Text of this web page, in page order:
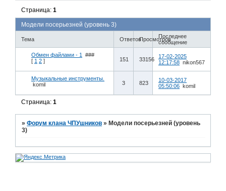
Модели посерьезней (уровень 3)
Страница:1
Тема ОтветовПросмотровПоследнее
сообщение
Обмен файлами - 1
###
[ 1 2 ] 151 33156
17-02-2025
12:17:58 nikon567
Музыкальные инструменты.
komil
3 823
10-03-2017
05:50:06 komil
Страница:1
»Форум клана ЧПУшников »Модели посерьезней (уровень
3)